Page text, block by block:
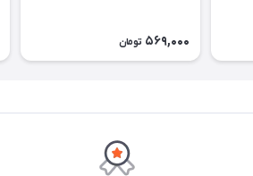
569,000 تومان